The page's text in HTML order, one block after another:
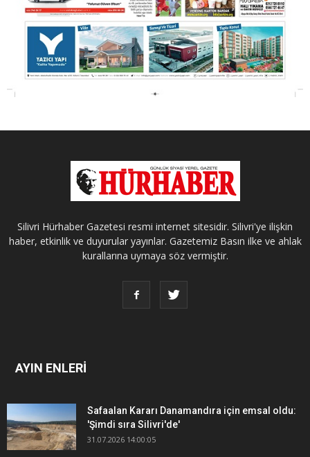
Silivri Hürhaber Gazetesi resmi internet sitesidir. Silivri'ye ilişkin
haber, etkinlik ve duyurular yayınlar. Gazetemiz Basın ilke ve ahlak
kurallarına uymaya söz vermiştir.
AYIN ENLERİ
Safaalan Kararı Danamandıra için emsal oldu:
'Şimdi sıra Silivri'de'
31.07.2026 14:00:05